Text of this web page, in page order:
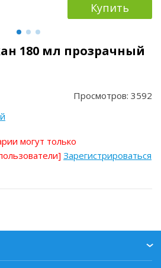
Купить
180 мл прозрачный
Просмотров: 3592
могут только
Зарегистрироваться